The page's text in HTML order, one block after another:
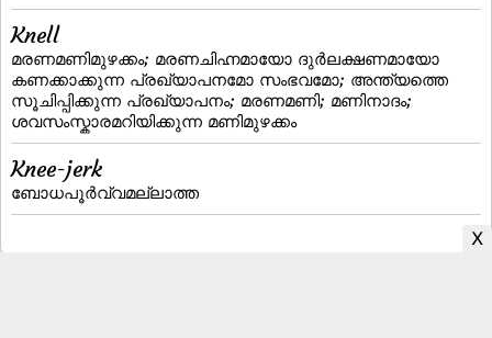
Knell
മരണമണിമുഴക്കം; മരണചിഹ്നമായോ ദുര്‍ലക്ഷണമായോ
കണക്കാക്കുന്ന പ്രഖ്യാപനമോ സംഭവമോ; അന്ത്യത്തെ
സൂചിപ്പിക്കുന്ന പ്രഖ്യാപനം; മരണമണി; മണിനാദം;
ശവസംസ്കാരമറിയിക്കുന്ന മണിമുഴക്കം
Knee-jerk
ബോധപൂര്‍വ്വമല്ലാത്ത